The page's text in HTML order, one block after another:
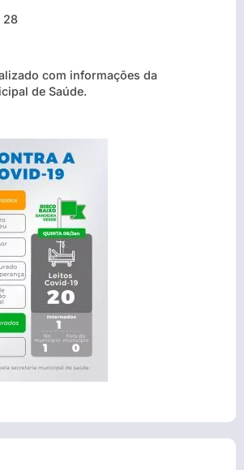
28
com informações da
de Saúde.